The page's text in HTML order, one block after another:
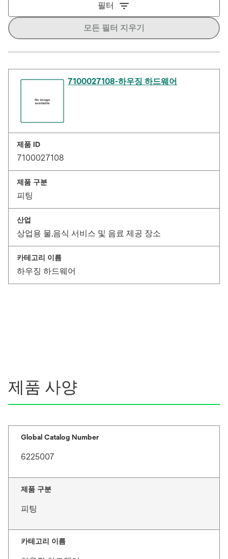
필터
모든 필터 지우기
7100027108-하우징 하드웨어
제품 ID
7100027108
제품 구분
피팅
산업
상업용 물,음식 서비스 및 음료 제공 장소
카테고리 이름
하우징 하드웨어
제품 사양
Global Catalog Number
6225007
제품 구분
피팅
카테고리 이름